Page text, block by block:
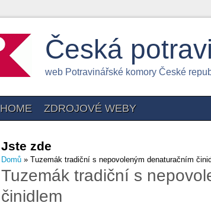
Česká
web Potravinářské komory České
HOME ZDROJOVÉ WEBY
Jste zde
Domů » Tuzemák tradiční s nepovoleným denaturačním
Tuzemák tradiční s
činidlem